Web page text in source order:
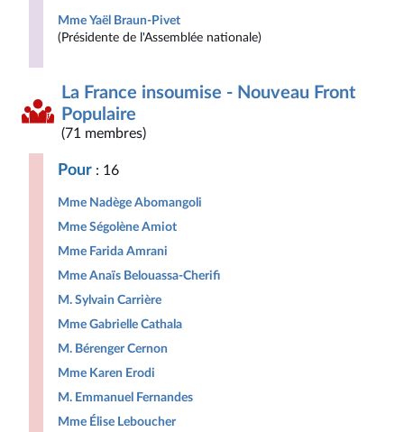
Mme Yaël Braun-Pivet
(Présidente de l'Assemblée nationale)
La France insoumise - Nouveau Front
Populaire
(71 membres)
Pour : 16
Mme Nadège Abomangoli
Mme Ségolène Amiot
Mme Farida Amrani
Mme Anaïs Belouassa-Cherifi
M. Sylvain Carrière
Mme Gabrielle Cathala
M. Bérenger Cernon
Mme Karen Erodi
M. Emmanuel Fernandes
Mme Élise Leboucher